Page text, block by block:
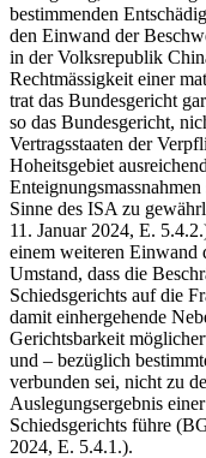
bestimmenden
den Einwand der
in der Volksrepublik
Rechtmässigkeit einer
trat das Bundesgericht
so das Bundesgericht,
Vertragsstaaten der
Hoheitsgebiet
Sinne des ISA zu
11. Januar 2024, E.
einem weiteren Einwand
Umstand, dass die
Schiedsgerichts auf die
damit einhergehende
Gerichtsbarkeit
und – bezüglich
verbunden sei, nicht zu
Auslegungsergebnis
Schiedsgerichts führe
2024, E. 5.4.1.).